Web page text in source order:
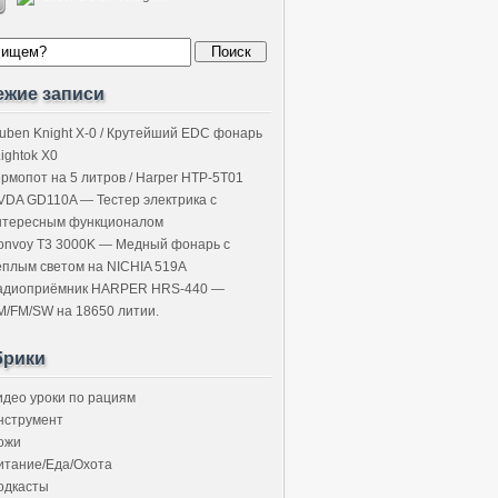
записи
Knight X-0 / Крутейший EDC фонарь
X0
на 5 литров / Harper HTP-5T01
GD110A — Тестер электрика с
функционалом
T3 3000K — Медный фонарь с
светом на NICHIA 519A
HARPER HRS-440 —
FM/SW на 18650 литии.
уроки по рациям
Еда/Охота